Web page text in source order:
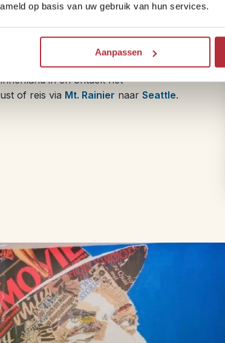
op basis van uw gebruik van hun services.
Aanpassen
in en ontdek het
of reis via Mt. Rainier naar Seattle.